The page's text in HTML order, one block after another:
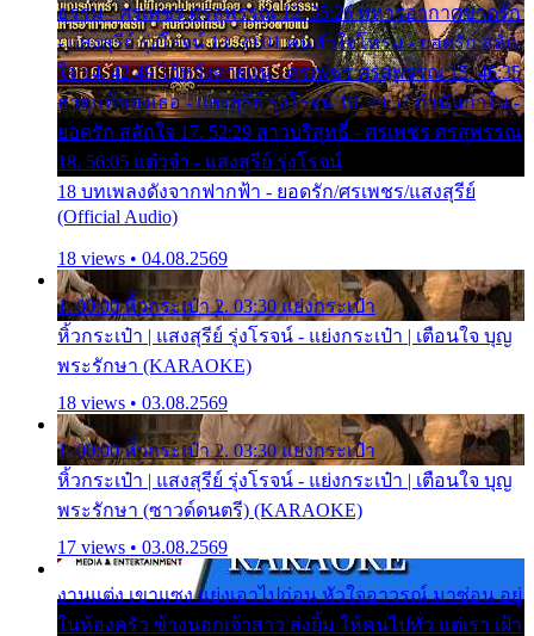
ธรรม - ศรเพชร ศรสุพรรณ 12. 35:26 ทหารอากาศขาดรัก
- แสงสุรีย์ รุ่งโรจน์ 13. 39:01 คนหัวใจโทรม - ยอดรัก สลัก
ใจ 14. 42:49 ไอ้หวังตายแน่ - ศรเพชร ศรสุพรรณ 15. 46:35
ธาตุแท้ของเธอ - แสงสุรีย์ รุ่งโรจน์ 16. 49:57 กำนันกำใน -
ยอดรัก สลักใจ 17. 52:29 สาวบริสุทธิ์ - ศรเพชร ศรสุพรรณ
18. 56:05 แต๋วจ๋า - แสงสุรีย์ รุ่งโรจน์
18 บทเพลงดังจากฟากฟ้า - ยอดรัก/ศรเพชร/แสงสุรีย์
(Official Audio)
18 views • 04.08.2569
1. 00:00 หิ้วกระเป๋า 2. 03:30 แย่งกระเป๋า
หิ้วกระเป๋า | แสงสุรีย์ รุ่งโรจน์ - แย่งกระเป๋า | เตือนใจ บุญ
พระรักษา (KARAOKE)
18 views • 03.08.2569
1. 00:00 หิ้วกระเป๋า 2. 03:30 แย่งกระเป๋า
หิ้วกระเป๋า | แสงสุรีย์ รุ่งโรจน์ - แย่งกระเป๋า | เตือนใจ บุญ
พระรักษา (ซาวด์ดนตรี) (KARAOKE)
17 views • 03.08.2569
งานแต่ง เขาแซง แย่งเอาไปก่อน หัวใจอาวรณ์ มาซ่อน อยู่
ในห้องครัว ข้างนอกเจ้าสาว ส่งยิ้ม ให้คนไปทั่ว แต่เรา เฝ้า